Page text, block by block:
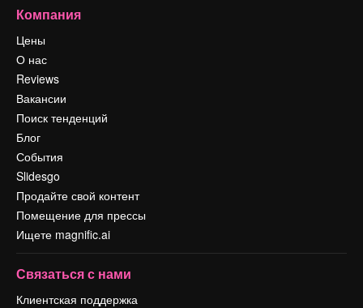
Компания
Цены
О нас
Reviews
Вакансии
Поиск тенденций
Блог
События
Slidesgo
Продайте свой контент
Помещение для прессы
Ищете magnific.ai
Связаться с нами
Клиентская поддержка